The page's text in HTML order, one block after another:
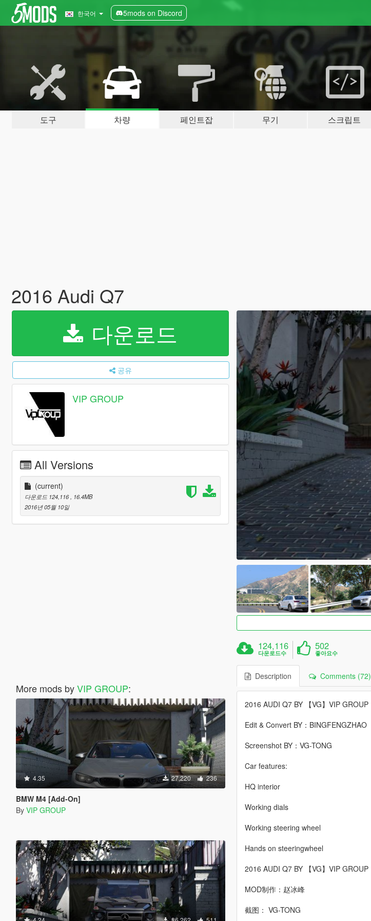
한국어 5mods on Discord
도구 차량 페인트잡 무기 스크립트
2016 Audi Q7
다운로드
공유
VIP GROUP
All Versions
(current)
다운로드 124,116 , 16.4MB
2016년 05월 10일
More mods byVIP GROUP:
4.35 27,220 236
BMW M4 [Add-On]
By VIP GROUP
124,116
다운로드수
502
좋아요수
Description Comments (72)
2016 AUDI Q7 BY 【VG】VIP GROUP
Edit & Convert BY：BINGFENGZHAO
Screenshot BY：VG-TONG
Car features:
HQ interior
Working dials
Working steering wheel
Hands on steeringwheel
2016 AUDI Q7 BY 【VG】VIP GROUP
MOD制作：赵冰峰
截图： VG-TONG